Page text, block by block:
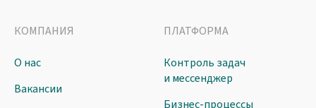
КОМПАНИЯ
О нас
Вакансии
ПЛАТФОРМА
Контроль задач
и мессенджер
Бизнес-процессы